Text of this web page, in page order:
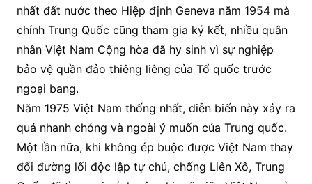
nhất đất nước theo Hiệp định Geneva năm 1954 mà
chính Trung Quốc cũng tham gia ký kết, nhiều quân
nhân Việt Nam Cộng hòa đã hy sinh vì sự nghiệp
bảo vệ quần đảo thiêng liêng của Tổ quốc trước
ngoại bang.
Năm 1975 Việt Nam thống nhất, diễn biến này xảy ra
quá nhanh chóng và ngoài ý muốn của Trung quốc.
Một lần nữa, khi không ép buộc được Việt Nam thay
đổi đường lối độc lập tự chủ, chống Liên Xô, Trung